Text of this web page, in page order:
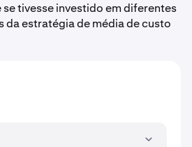
tivesse investido em diferentes
estratégia de média de custo